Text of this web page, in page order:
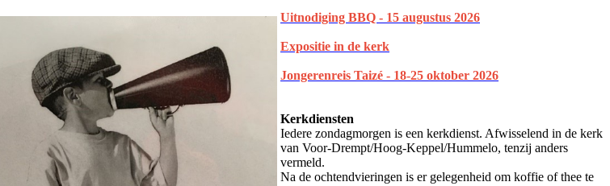
Uitnodiging BBQ - 15 augustus 2026
Expositie in de kerk
Jongerenreis Taizé - 18-25 oktober 2026
Kerkdiensten
Iedere zondagmorgen is een kerkdienst. Afwisselend in de kerk
van Voor-Drempt/Hoog-Keppel/Hummelo, tenzij anders
vermeld.
Na de ochtendvieringen is er gelegenheid om koffie of thee te